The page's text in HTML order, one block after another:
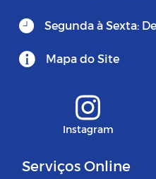
Segunda à Sexta:
Mapa do Site
Instagram
Serviços Online